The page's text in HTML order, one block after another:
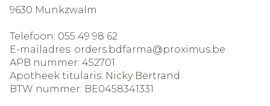
9630 Munkzwalm
Telefoon: 055 49 98 62
E-mailadres: orders.bdfarma@proximus.be
APB nummer: 452701
Apotheek titularis: Nicky Bertrand
BTW nummer: BE0458341331